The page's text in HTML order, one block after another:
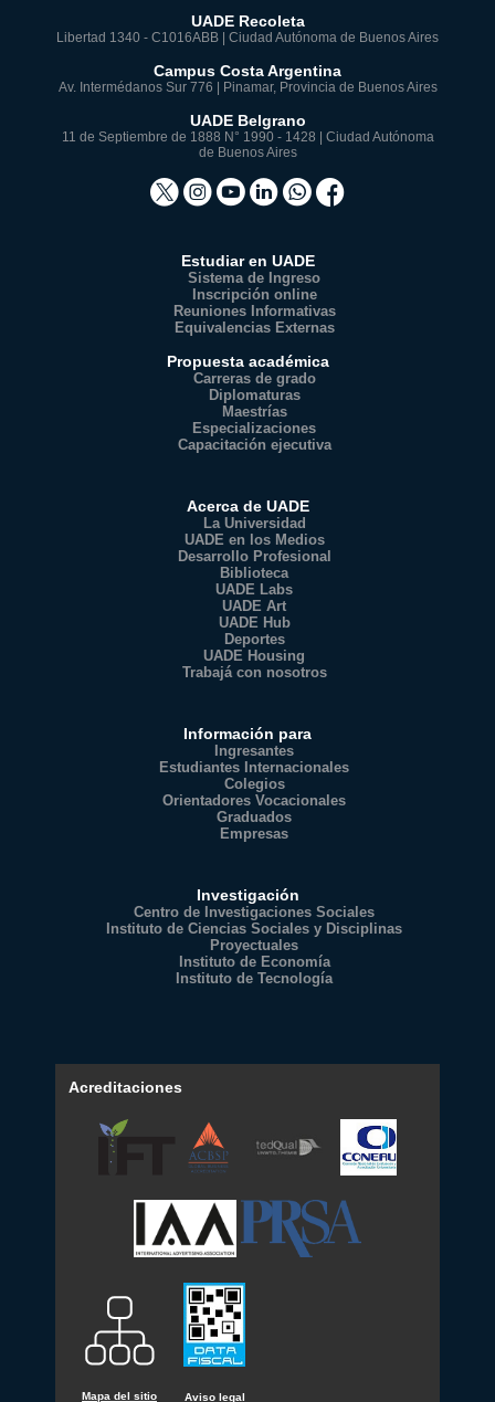
UADE Recoleta
Libertad 1340 - C1016ABB | Ciudad Autónoma de Buenos Aires
Campus Costa Argentina
Av. Intermédanos Sur 776 | Pinamar, Provincia de Buenos Aires
UADE Belgrano
11 de Septiembre de 1888 N° 1990 - 1428 | Ciudad Autónoma
de Buenos Aires
Estudiar en UADE
Sistema de Ingreso
Inscripción online
Reuniones Informativas
Equivalencias Externas
Propuesta académica
Carreras de grado
Diplomaturas
Maestrías
Especializaciones
Capacitación ejecutiva
Acerca de UADE
La Universidad
UADE en los Medios
Desarrollo Profesional
Biblioteca
UADE Labs
UADE Art
UADE Hub
Deportes
UADE Housing
Trabajá con nosotros
Información para
Ingresantes
Estudiantes Internacionales
Colegios
Orientadores Vocacionales
Graduados
Empresas
Investigación
Centro de Investigaciones Sociales
Instituto de Ciencias Sociales y Disciplinas
Proyectuales
Instituto de Economía
Instituto de Tecnología
Acreditaciones
Mapa del sitio Aviso legal